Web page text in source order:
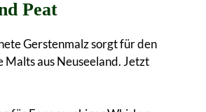
Peat
Gerstenmalz sorgt für den
Malts aus Neuseeland. Jetzt